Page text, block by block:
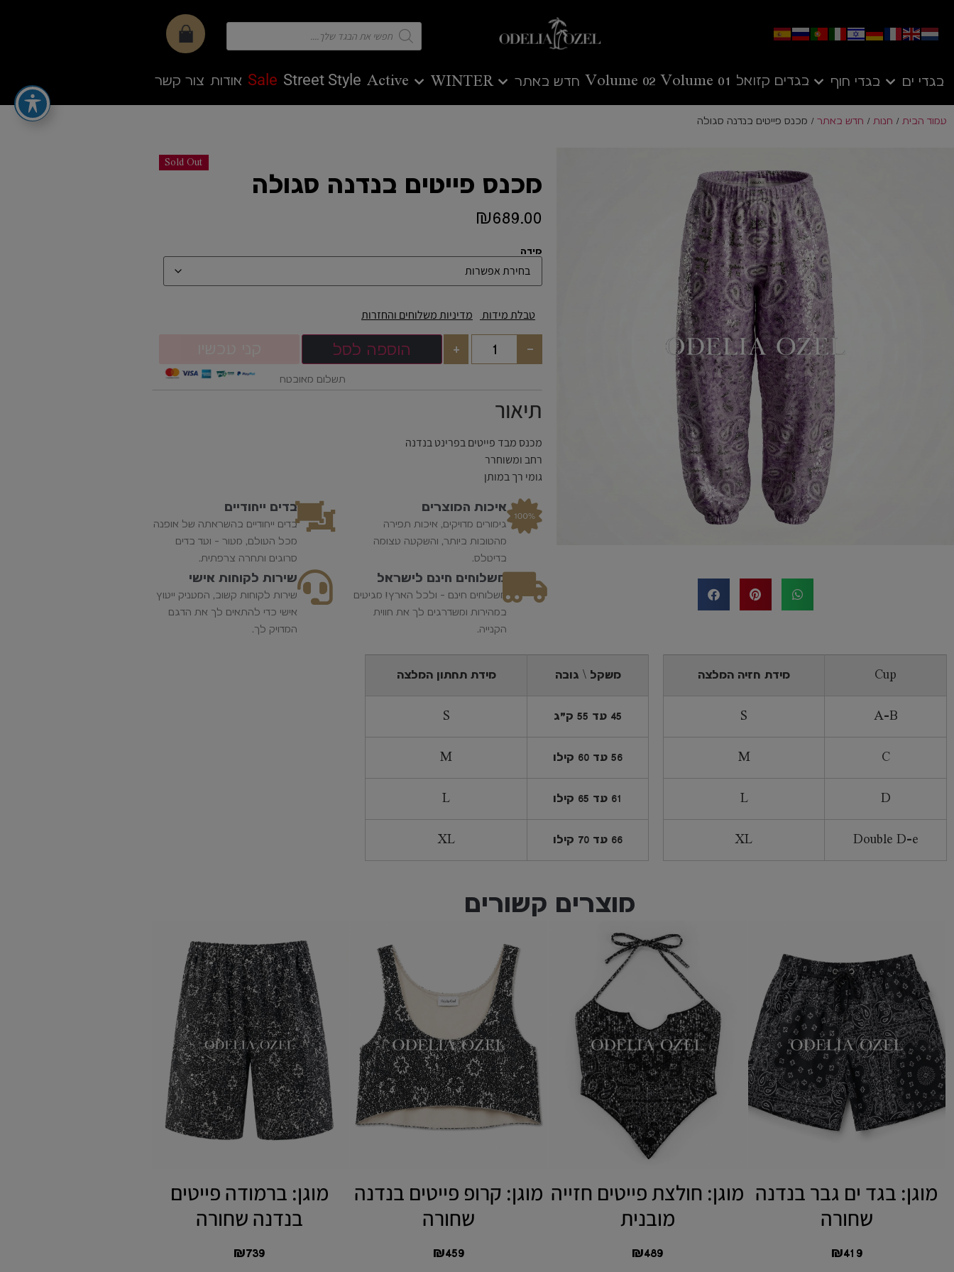
בגדי ים בגדי חוף בגדים קזואל Volume 01
Volume 02 חדש באתר WINTER
Active
Street Style
Sale אודות צור קשר
עמוד הבית / חנות / חדש באתר / מכנס פייטים בנדנה סגולה
Sold Out
מכנס פייטים בנדנה סגולה
₪689.00
מידה
טבלת מידות מדיניות משלוחים והחזרות
+ - הוספה לסל
תשלום מאובטח
תיאור
מכנס מבד פייטים בפרינט בנדנה
רחב ומשוחרר
גומי רך במותן
איכות המוצרים
גימורים מדויקים, איכות תפירה
מהטובות ביותר, והשקעה עצומה
בדיטלס.
בדים ייחודיים
בדים ייחודיים בהשראתה של אופנה
מכל העולם, מעור - ועד בדים
סרוגים ותחרה צרפתית.
משלוחים חינם לישראל
משלוחים חינם - ולכל הארץ! מגיעים
במהירות ומשדרגים לך את חווית
הקנייה.
שירות לקוחות אישי
שירות לקוחות קשוב, המעניק ייעוץ
אישי כדי להתאים לך את הדגם
המדויק לך.
Cup מידת חזיה המלצה
A-B
S
C
M
D
L
Double D-e
XL
משקל \ גובה מידת תחתון המלצה
45 עד 55 ק"ג S
56 עד 60 קילו M
61 עד 65 קילו L
66 עד 70 קילו XL
מוצרים קשורים
מוגן: בגד ים גבר בנדנה
שחורה
₪419
מוגן: חולצת פייטים חזייה
מובנית
₪489
מוגן: קרופ פייטים בנדנה
שחורה
₪459
מוגן: ברמודה פייטים
בנדנה שחורה
₪739